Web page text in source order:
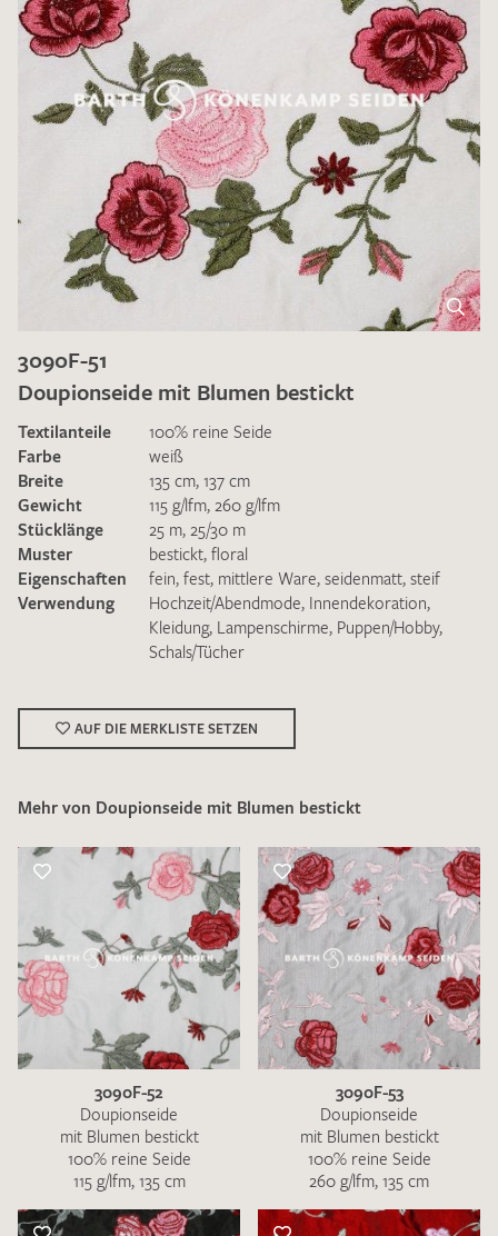
Ich bin damit einverstanden, dass meine angegebenen Daten
DieDatenschutzbestimmungenhabe ich zur Kenntnis
genommen und akzeptiere diese.
MUSTERANFRAGE SENDEN
3090F-51
Doupionseide mit Blumen bestickt
Textilanteile
100% reine Seide
Farbe
weiß
Breite
135 cm, 137 cm
Gewicht
115 g/lfm, 260 g/lfm
Stücklänge
25 m, 25/30 m
Muster
bestickt, floral
Eigenschaften
fein, fest, mittlere Ware, seidenmatt, steif
Verwendung
Hochzeit/Abendmode, Innendekoration,
Kleidung, Lampenschirme, Puppen/Hobby,
Schals/Tücher
AUF DIE MERKLISTE SETZEN
Mehr von Doupionseide mit Blumen bestickt
3090F-52
Doupionseide
mit Blumen bestickt
100% reine Seide
115 g/lfm, 135 cm
3090F-53
Doupionseide
mit Blumen bestickt
100% reine Seide
260 g/lfm, 135 cm